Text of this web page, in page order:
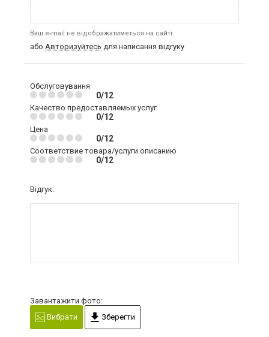
Ваш e-mail не відображатиметься на сайті
або Авторизуйтесь для написання відгуку
Обслуговування
0/12
Качество предоставляемых услуг
0/12
Цена
0/12
Соответствие товара/услуги описанию
0/12
Відгук:
Завантажити фото:
Вибрати
Зберегти